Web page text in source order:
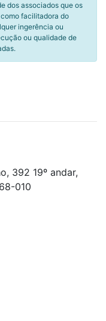
dos associados que os
facilitadora do
ingerência ou
ou qualidade de
392 19º andar,
010